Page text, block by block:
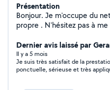
Présentation
Bonjour. Je m'occupe du
propre . N'hésitez pas à
Dernier avis laissé par
Il y a 5 mois
Je suis très satisfait de la
ponctuelle, sérieuse et très